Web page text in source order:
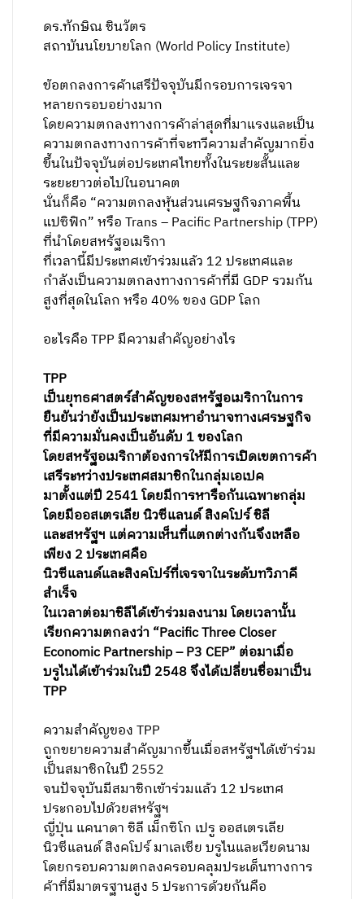
ดร.ทักษิณ ชินวัตร
สถาบันนโยบายโลก (World Policy Institute)
ข้อตกลงการค้าเสรีปัจจุบันมีกรอบการเจรจา
หลายกรอบอย่างมาก
โดยความตกลงทางการค้าล่าสุดที่มาแรงและเป็น
ความตกลงทางการค้าที่จะทวีความสำคัญมากยิ่ง
ขึ้นในปัจจุบันต่อประเทศไทยทั้งในระยะสั้นและ
ระยะยาวต่อไปในอนาคต
นั่นก็คือ “ความตกลงหุ้นส่วนเศรษฐกิจภาคพื้น
แปซิฟิก” หรือ Trans – Pacific Partnership (TPP)
ที่นำโดยสหรัฐอเมริกา
ที่เวลานี้มีประเทศเข้าร่วมแล้ว 12 ประเทศและ
กำลังเป็นความตกลงทางการค้าที่มี GDP รวมกัน
สูงที่สุดในโลก หรือ 40% ของ GDP โลก
อะไรคือ TPP มีความสำคัญอย่างไร
TPP
เป็นยุทธศาสตร์สำคัญของสหรัฐอเมริกาในการ
ยืนยันว่ายังเป็นประเทศมหาอำนาจทางเศรษฐกิจ
ที่มีความมั่นคงเป็นอันดับ 1 ของโลก
โดยสหรัฐอเมริกาต้องการให้มีการเปิดเขตการค้า
เสรีระหว่างประเทศสมาชิกในกลุ่มเอเปค
มาตั้งแต่ปี 2541 โดยมีการหารือกันเฉพาะกลุ่ม
โดยมีออสเตรเลีย นิวซีแลนด์ สิงคโปร์ ชิลี
และสหรัฐฯ แต่ความเห็นที่แตกต่างกันจึงเหลือ
เพียง 2 ประเทศคือ
นิวซีแลนด์และสิงคโปร์ที่เจรจาในระดับทวิภาคี
สำเร็จ
ในเวลาต่อมาชิลีได้เข้าร่วมลงนาม โดยเวลานั้น
เรียกความตกลงว่า “Pacific Three Closer
Economic Partnership – P3 CEP” ต่อมาเมื่อ
บรูไนได้เข้าร่วมในปี 2548 จึงได้เปลี่ยนชื่อมาเป็น
TPP
ความสำคัญของ TPP
ถูกขยายความสำคัญมากขึ้นเมื่อสหรัฐฯได้เข้าร่วม
เป็นสมาชิกในปี 2552
จนปัจจุบันมีสมาชิกเข้าร่วมแล้ว 12 ประเทศ
ประกอบไปด้วยสหรัฐฯ
ญี่ปุ่น แคนาดา ชิลี เม็กซิโก เปรู ออสเตรเลีย
นิวซีแลนด์ สิงคโปร์ มาเลเซีย บรูไนและเวียดนาม
โดยกรอบความตกลงครอบคลุมประเด็นทางการ
ค้าที่มีมาตรฐานสูง 5 ประการด้วยกันคือ